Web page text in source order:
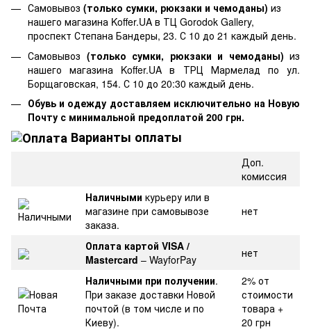
Самовывоз (только сумки, рюкзаки и чемоданы) из
нашего магазина Koffer.UA в ТЦ Gorodok Gallery,
проспект Степана Бандеры, 23. С 10 до 21 каждый день.
Самовывоз (только сумки, рюкзаки и чемоданы) из
нашего магазина Koffer.UA в ТРЦ Мармелад по ул.
Борщаговская, 154. С 10 до 20:30 каждый день.
Обувь и одежду доставляем исключительно на Новую
Почту с минимальной предоплатой 200 грн.
Варианты оплаты
Доп.
комиссия
Наличными курьеру или в
магазине при самовывозе
заказа.
нет
Оплата картой VISA /
Mastercard – WayforPay
нет
Наличными при получении.
При заказе доставки Новой
почтой (в том числе и по
Киеву).
2% от
стоимости
товара +
20 грн